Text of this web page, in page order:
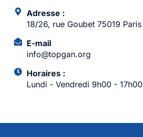
Adresse :
18/26, rue Goubet 75019 Paris
E-mail
info@topgan.org
Horaires :
Lundi - Vendredi 9h00 - 17h00